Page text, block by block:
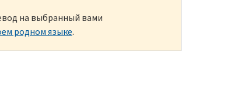
на выбранный вами
родном языке.